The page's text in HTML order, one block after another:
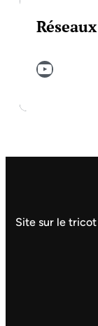
YouTube
Site sur le